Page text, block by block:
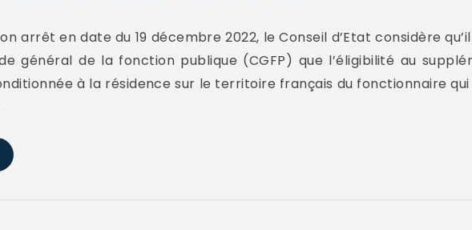
arrêt en date du 19 décembre 2022, le Conseil d’Etat considère
général de la fonction publique (CGFP) que l’éligibilité au
à la résidence sur le territoire français du fonctionnaire